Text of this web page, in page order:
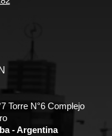
Torre N°6 Complejo
- Argentina